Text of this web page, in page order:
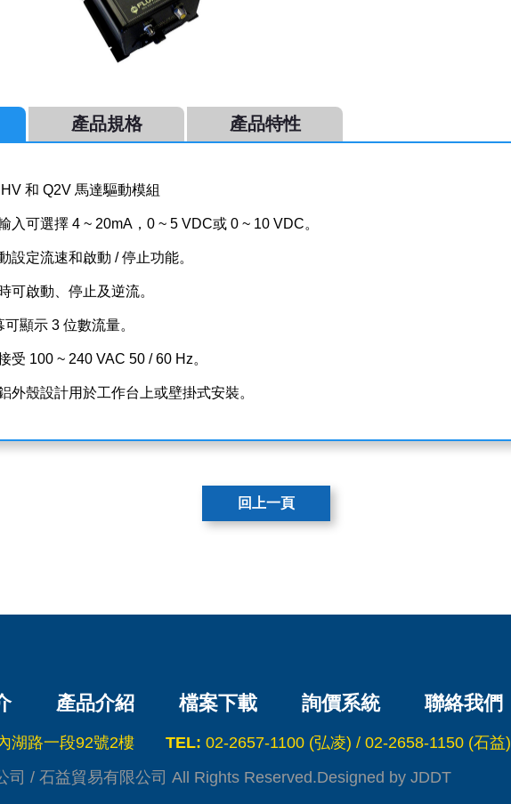
產品規格 產品特性
和 Q2V 馬達驅動模組
可選擇 4 ~ 20mA，0 ~ 5 VDC或 0 ~ 10 VDC。
定流速和啟動 / 停止功能。
可啟動、停止及逆流。
顯示 3 位數流量。
100 ~ 240 VAC 50 / 60 Hz。
外殼設計用於工作台上或壁掛式安裝。
回上一頁
產品介紹 檔案下載 詢價系統 聯絡我們
湖路一段92號2樓 TEL: 02-2657-1100 (弘凌) / 02-2658-1150 (石益)
司 / 石益貿易有限公司 All Rights Reserved.Designed by JDDT